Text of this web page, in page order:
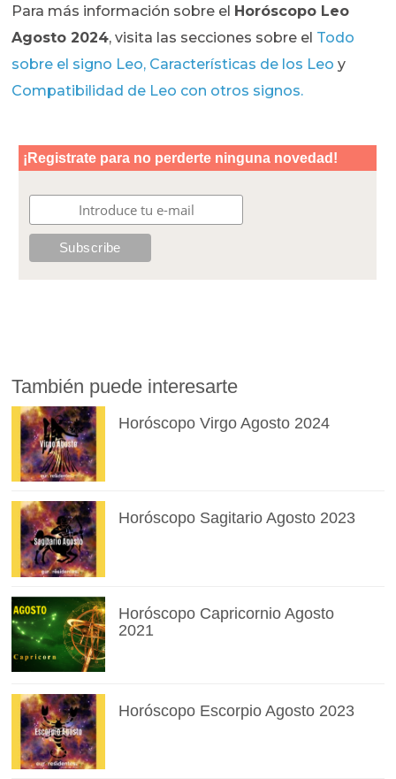
Para más información sobre el Horóscopo Leo
Agosto 2024, visita las secciones sobre el Todo
sobre el signo Leo, Características de los Leo y
Compatibilidad de Leo con otros signos.
También puede interesarte
Horóscopo Virgo Agosto 2024
Horóscopo Sagitario Agosto 2023
Horóscopo Capricornio Agosto
2021
Horóscopo Escorpio Agosto 2023